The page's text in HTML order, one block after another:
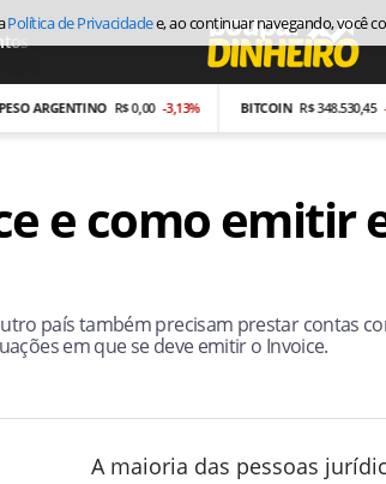
Economia
ARGENTINO R$ 0,00 -3,13% BITCOIN R$ 348.530,45 -
e como emitir
país também precisam prestar contas
em que se deve emitir o Invoice.
A maioria das pessoas
Política de Privacidadee, ao continuar navegando, você